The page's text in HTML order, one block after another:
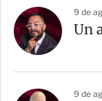
9 de
Un
9 de